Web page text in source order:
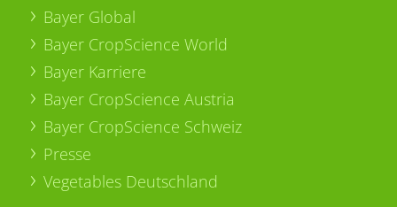
Bayer Global
Bayer CropScience World
Bayer Karriere
Bayer CropScience Austria
Bayer CropScience Schweiz
Presse
Vegetables Deutschland